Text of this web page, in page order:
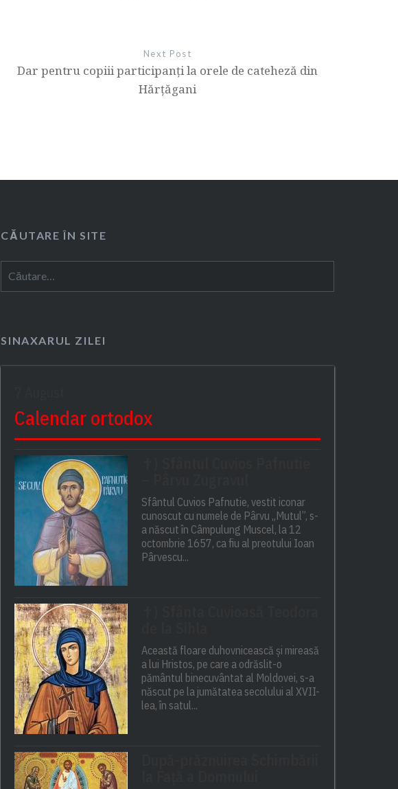
Next Post
Dar pentru copiii participanţi la orele de cateheză din
Hărţăgani
CĂUTARE ÎN SITE
SINAXARUL ZILEI
Calendar ortodox
Sfântul Cuvios Pafnutie, vestit iconar
cunoscut cu numele de Pârvu „Mutul”, s-
a născut în Câmpulung Muscel, la 12
octombrie 1657, ca fiu al preotului Ioan
Pârvescu...
Această floare duhovnicească și mireasă
a lui Hristos, pe care a odrăslit-o
pământul binecuvântat al Moldovei, s-a
născut pe la jumătatea secolului al XVII-
lea, în satul...